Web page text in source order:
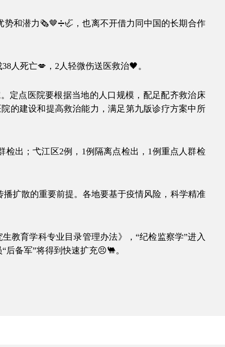
潜力🗞🤎➗🦏，也离不开借力同中国的长期合作
死亡💋，2人轻微伤送医救治🖤。
点医院要根据当地的人口规模，配足配齐救治床
的建设和提高救治能力，满足第九版诊疗方案中所
；弋江区2例，1例隔离点检出，1例重点人群检
散的重要前提。各地要基于疫情风险，科学精准
育学科专业目录管理办法》，“纪检监察学”进入
备军”将得到快速扩充😣🐫。